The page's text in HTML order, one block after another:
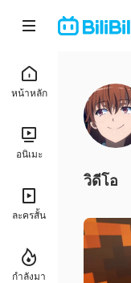
หน้าหลัก
อนิเมะ
ละครสั้น
กำลังมา
วิดีโอ